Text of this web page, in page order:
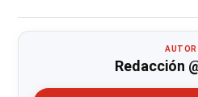
AUTOR
Redacción